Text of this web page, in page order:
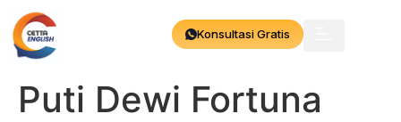
Konsultasi Gratis
Puti Dewi Fortuna